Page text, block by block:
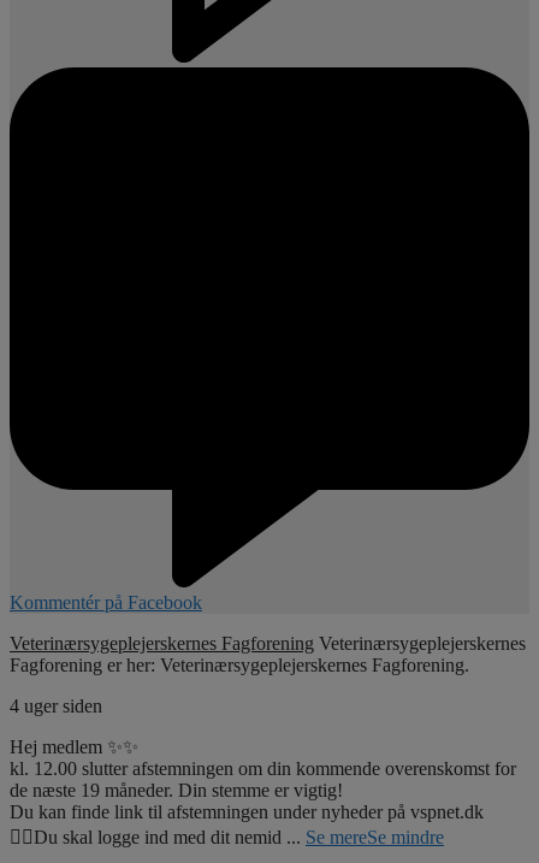
Kommentér på Facebook
Veterinærsygeplejerskernes Fagforening Veterinærsygeplejerskernes
Fagforening er her: Veterinærsygeplejerskernes Fagforening.
4 uger siden
Hej medlem ✨✨
kl. 12.00 slutter afstemningen om din kommende overenskomst for
de næste 19 måneder. Din stemme er vigtig!
Du kan finde link til afstemningen under nyheder på vspnet.dk
☝🏼Du skal logge ind med dit nemid ... Se mereSe mindre